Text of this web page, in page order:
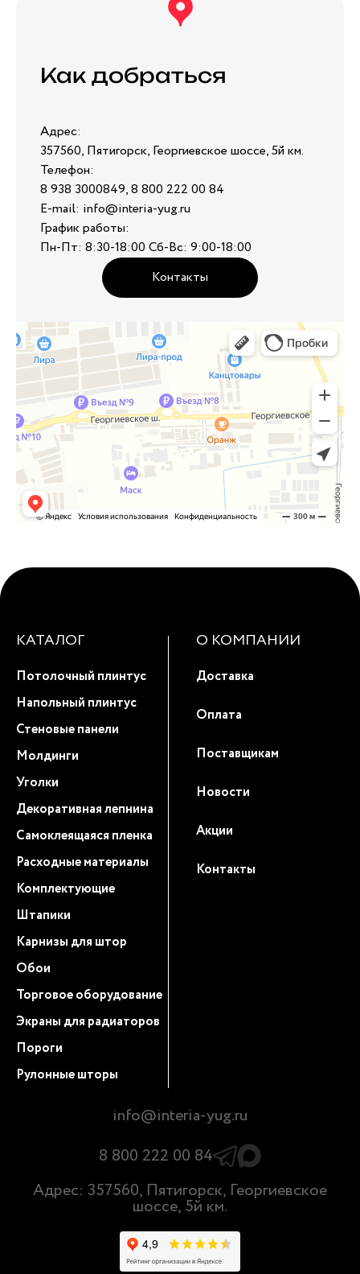
Как добраться
Адрес:
357560, Пятигорск, Георгиевское шоссе, 5й км.
Телефон:
8 938 3000849, 8 800 222 00 84
E-mail: info@interia-yug.ru
График работы:
Пн-Пт: 8:30-18:00 Сб-Вс: 9:00-18:00
Контакты
КАТАЛОГ
Потолочный плинтус
Напольный плинтус
Стеновые панели
Молдинги
Уголки
Декоративная лепнина
Самоклеящаяся пленка
Расходные материалы
Комплектующие
Штапики
Карнизы для штор
Обои
Торговое оборудование
Экраны для радиаторов
Пороги
Рулонные шторы
О КОМПАНИИ
Доставка
Оплата
Поставщикам
Новости
Акции
Контакты
info@interia-yug.ru
8 800 222 00 84
Адрес: 357560, Пятигорск, Георгиевское
шоссе, 5й км.